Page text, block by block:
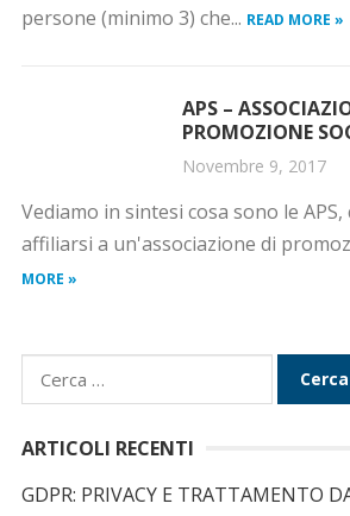
persone (minimo 3) che... READ MORE »
APS –
PROMOZIONE
Novembre 9, 2017
Vediamo in sintesi cosa sono le APS,
affiliarsi a un'associazione di
MORE »
i
r
ARTICOLI RECENTI
GDPR: PRIVACY E TRATTAMENTO